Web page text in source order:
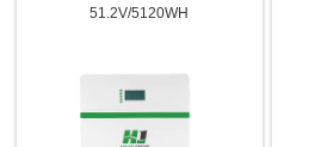
51.2V/5120WH